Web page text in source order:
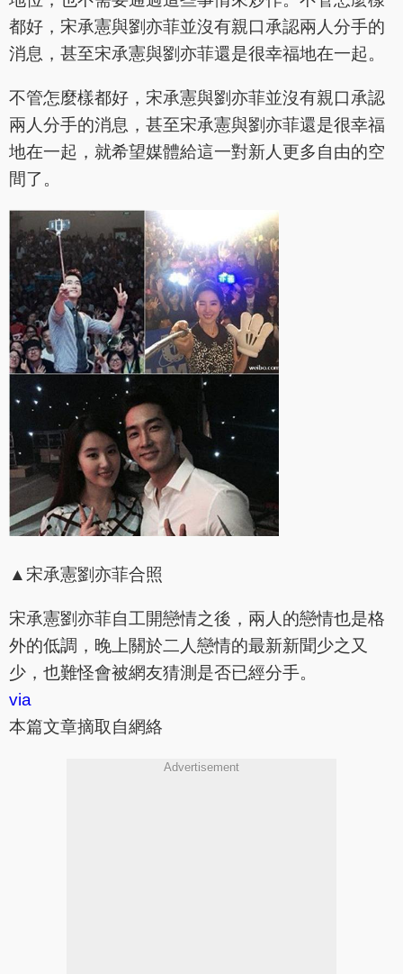
都好，宋承憲與劉亦菲並沒有親口承認兩人分手的
消息，甚至宋承憲與劉亦菲還是很幸福地在一起。
不管怎麼樣都好，宋承憲與劉亦菲並沒有親口承認
兩人分手的消息，甚至宋承憲與劉亦菲還是很幸福
地在一起，就希望媒體給這一對新人更多自由的空
間了。
▲宋承憲劉亦菲合照
宋承憲劉亦菲自工開戀情之後，兩人的戀情也是格
外的低調，晚上關於二人戀情的最新新聞少之又
少，也難怪會被網友猜測是否已經分手。
via
本篇文章摘取自網絡
Advertisement